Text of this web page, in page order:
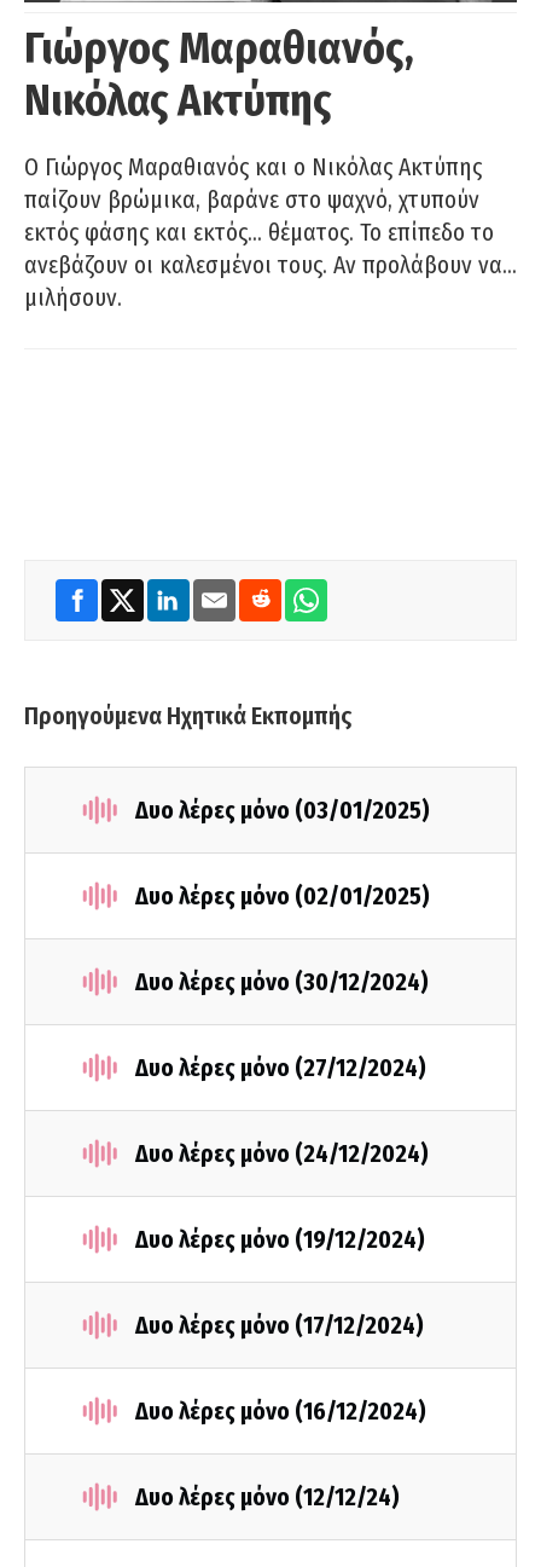
Γιώργος Μαραθιανός,
Νικόλας Ακτύπης
Ο Γιώργος Μαραθιανός και ο Νικόλας Ακτύπης
παίζουν βρώμικα, βαράνε στο ψαχνό, χτυπούν
εκτός φάσης και εκτός… θέματος. Το επίπεδο το
ανεβάζουν οι καλεσμένοι τους. Αν προλάβουν να…
μιλήσουν.
Προηγούμενα Ηχητικά Εκπομπής
Δυο λέρες μόνο (03/01/2025)
Δυο λέρες μόνο (02/01/2025)
Δυο λέρες μόνο (30/12/2024)
Δυο λέρες μόνο (27/12/2024)
Δυο λέρες μόνο (24/12/2024)
Δυο λέρες μόνο (19/12/2024)
Δυο λέρες μόνο (17/12/2024)
Δυο λέρες μόνο (16/12/2024)
Δυο λέρες μόνο (12/12/24)